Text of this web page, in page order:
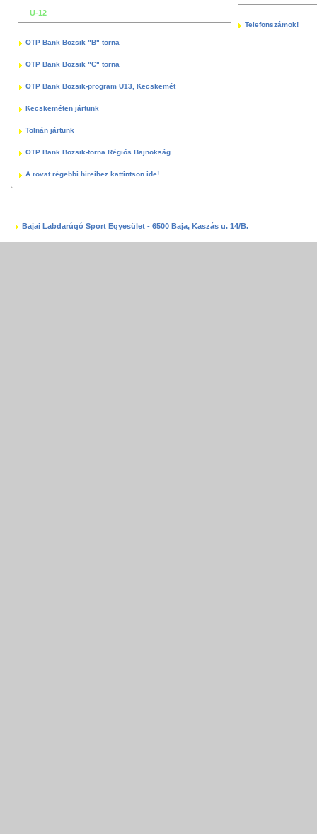
U-12
OTP Bank Bozsik "B" torna
OTP Bank Bozsik "C" torna
OTP Bank Bozsik-program U13, Kecskemét
Kecskeméten jártunk
Tolnán jártunk
OTP Bank Bozsik-torna Régiós Bajnokság
A rovat régebbi híreihez kattintson ide!
Telefonszámok!
Bajai Labdarúgó Sport Egyesület - 6500 Baja, Kaszás u. 14/B.